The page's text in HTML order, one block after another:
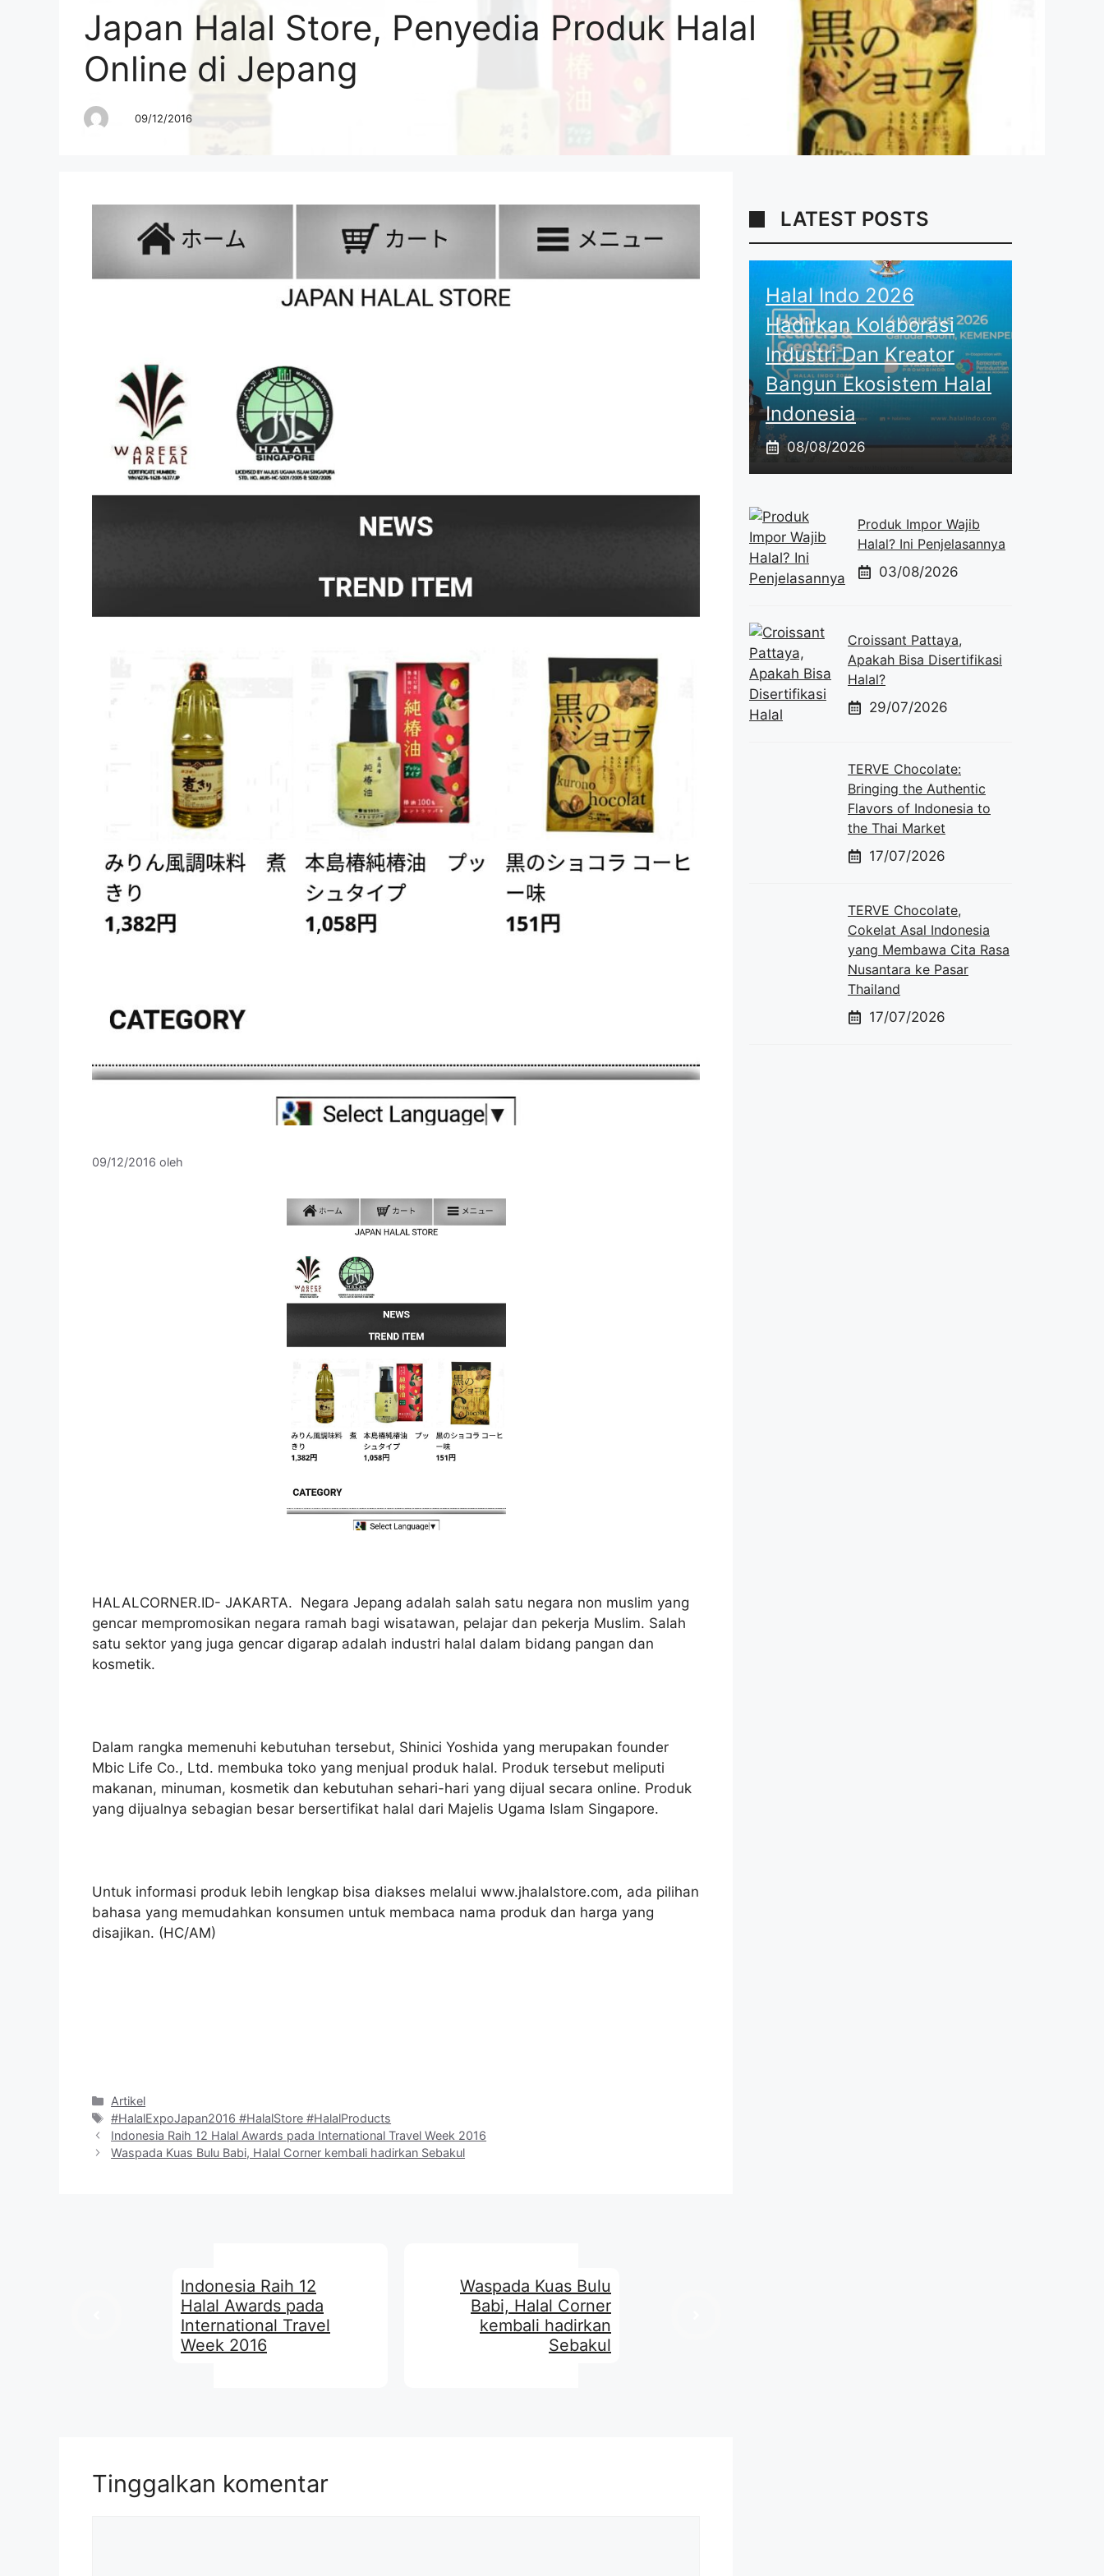
Japan Halal Store, Penyedia Produk Halal
Online di Jepang
09/12/2016
09/12/2016 oleh
HALALCORNER.ID- JAKARTA. Negara Jepang adalah salah satu negara non muslim yang
gencar mempromosikan negara ramah bagi wisatawan, pelajar dan pekerja Muslim. Salah
satu sektor yang juga gencar digarap adalah industri halal dalam bidang pangan dan
kosmetik.
Dalam rangka memenuhi kebutuhan tersebut, Shinici Yoshida yang merupakan founder
Mbic Life Co., Ltd. membuka toko yang menjual produk halal. Produk tersebut meliputi
makanan, minuman, kosmetik dan kebutuhan sehari-hari yang dijual secara online. Produk
yang dijualnya sebagian besar bersertifikat halal dari Majelis Ugama Islam Singapore.
Untuk informasi produk lebih lengkap bisa diakses melalui www.jhalalstore.com, ada pilihan
bahasa yang memudahkan konsumen untuk membaca nama produk dan harga yang
disajikan. (HC/AM)
Kategori
Artikel
Tag
#HalalExpoJapan2016 #HalalStore #HalalProducts
Indonesia Raih 12 Halal Awards pada International Travel Week 2016
Waspada Kuas Bulu Babi, Halal Corner kembali hadirkan Sebakul
Indonesia Raih 12
Halal Awards pada
International Travel
Week 2016
Waspada Kuas Bulu
Babi, Halal Corner
kembali hadirkan
Sebakul
Tinggalkan komentar
LATEST POSTS
Halal Indo 2026
Hadirkan Kolaborasi
Industri Dan Kreator
Bangun Ekosistem Halal
Indonesia
08/08/2026
Produk Impor Wajib
Halal? Ini Penjelasannya
03/08/2026
Croissant Pattaya,
Apakah Bisa Disertifikasi
Halal?
29/07/2026
TERVE Chocolate:
Bringing the Authentic
Flavors of Indonesia to
the Thai Market
17/07/2026
TERVE Chocolate,
Cokelat Asal Indonesia
yang Membawa Cita Rasa
Nusantara ke Pasar
Thailand
17/07/2026